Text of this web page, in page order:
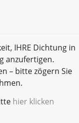
IHRE Dichtung in
anzufertigen.
– bitte zögern Sie
hier klicken